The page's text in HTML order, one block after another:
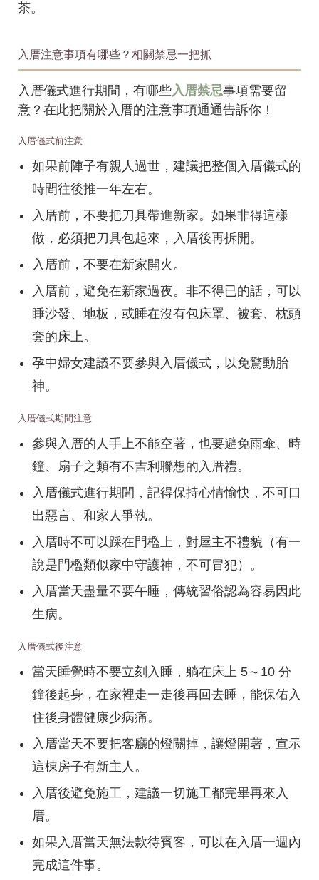
茶。
入厝注意事項有哪些？相關禁忌一把抓
入厝儀式進行期間，有哪些入厝禁忌事項需要留
意？在此把關於入厝的注意事項通通告訴你！
入厝儀式前注意
如果前陣子有親人過世，建議把整個入厝儀式的
時間往後推一年左右。
入厝前，不要把刀具帶進新家。如果非得這樣
做，必須把刀具包起來，入厝後再拆開。
入厝前，不要在新家開火。
入厝前，避免在新家過夜。非不得已的話，可以
睡沙發、地板，或睡在沒有包床罩、被套、枕頭
套的床上。
孕中婦女建議不要參與入厝儀式，以免驚動胎
神。
入厝儀式期間注意
參與入厝的人手上不能空著，也要避免雨傘、時
鐘、扇子之類有不吉利聯想的入厝禮。
入厝儀式進行期間，記得保持心情愉快，不可口
出惡言、和家人爭執。
入厝時不可以踩在門檻上，對屋主不禮貌（有一
說是門檻類似家中守護神，不可冒犯）。
入厝當天盡量不要午睡，傳統習俗認為容易因此
生病。
入厝儀式後注意
當天睡覺時不要立刻入睡，躺在床上 5～10 分
鐘後起身，在家裡走一走後再回去睡，能保佑入
住後身體健康少病痛。
入厝當天不要把客廳的燈關掉，讓燈開著，宣示
這棟房子有新主人。
入厝後避免施工，建議一切施工都完畢再來入
厝。
如果入厝當天無法款待賓客，可以在入厝一週內
完成這件事。